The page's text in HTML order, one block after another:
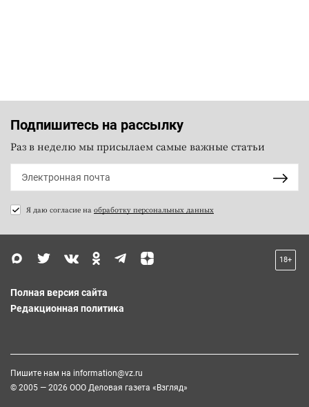
Подпишитесь на рассылку
Раз в неделю мы присылаем самые важные статьи
Я даю согласие на обработку персональных данных
18+
Полная версия сайта
Редакционная политика
Пишите нам на information@vz.ru
© 2005 — 2026 ООО Деловая газета «Взгляд»